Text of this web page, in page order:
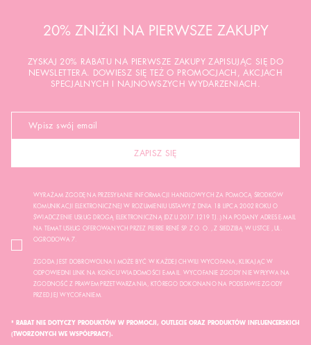
20% ZNIŻKI NA PIERWSZE ZAKUPY
ZYSKAJ 20% RABATU NA PIERWSZE ZAKUPY ZAPISUJĄC SIĘ DO
NEWSLETTERA. DOWIESZ SIĘ TEŻ O PROMOCJACH, AKCJACH
SPECJALNYCH I NAJNOWSZYCH WYDARZENIACH.
ZAPISZ SIĘ
WYRAŻAM ZGODĘ NA PRZESYŁANIE INFORMACJI HANDLOWYCH ZA POMOCĄ ŚRODKÓW
KOMUNIKACJI ELEKTRONICZNEJ W ROZUMIENIU USTAWY Z DNIA 18 LIPCA 2002 ROKU O
ŚWIADCZENIE USŁUG DROGĄ ELEKTRONICZNĄ (DZ.U.2017.1219 TJ..) NA PODANY ADRES E-MAIL
NA TEMAT USŁUG OFEROWANYCH PRZEZ PIERRE RENÉ SP. Z O. O. , Z SIEDZIBĄ W USTCE , UL.
OGRODOWA 7.
ZGODA JEST DOBROWOLNA I MOŻE BYĆ W KAŻDEJ CHWILI WYCOFANA, KLIKAJĄC W
ODPOWIEDNI LINK NA KOŃCU WIADOMOŚCI E-MAIL. WYCOFANIE ZGODY NIE WPŁYWA NA
ZGODNOŚĆ Z PRAWEM PRZETWARZANIA, KTÓREGO DOKONANO NA PODSTAWIE ZGODY
PRZED JEJ WYCOFANIEM.
* RABAT NIE DOTYCZY PRODUKTÓW W PROMOCJI, OUTLECIE ORAZ PRODUKTÓW INFLUENCERSKICH
(TWORZONYCH WE WSPÓŁPRACY).